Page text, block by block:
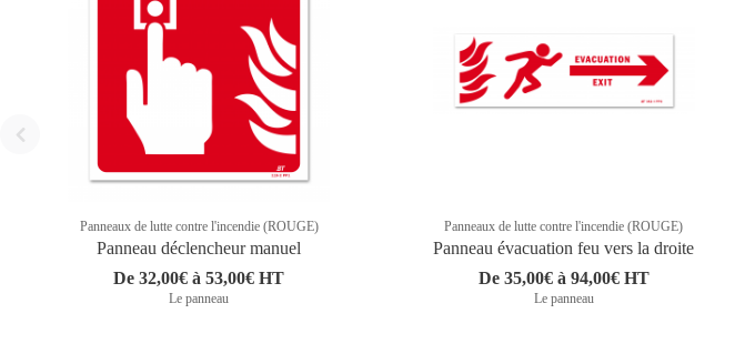
Panneaux de lutte contre l'incendie (ROUGE)
Panneau déclencheur manuel
De 32,00€ à 53,00€ HT
Le panneau
Panneaux de lutte contre l'incendie (ROUGE)
Panneau évacuation feu vers la droite
De 35,00€ à 94,00€ HT
Le panneau